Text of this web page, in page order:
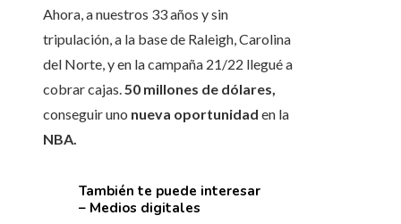
Ahora, a nuestros 33 años y sin
tripulación, a la base de Raleigh, Carolina
del Norte, y en la campaña 21/22 llegué a
cobrar cajas.50 millones de dólares,
conseguir uno nueva oportunidad en la
NBA.
También te puede interesar
– Medios digitales